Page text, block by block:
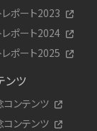
レポート2023
レポート2024
レポート2025
ンツ
ンテンツ
ンテンツ